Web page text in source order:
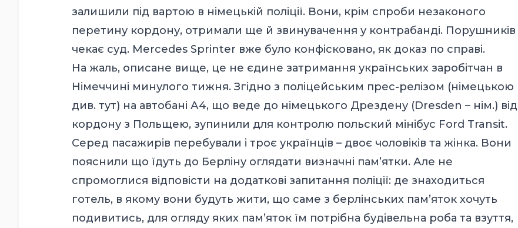
залишили під вартою в німецькій поліції. Вони, крім спроби незаконого
перетину кордону, отримали ще й звинувачення у контрабанді. Порушників
чекає суд. Mercedes Sprinter вже було конфісковано, як доказ по справі.
На жаль, описане вище, це не єдине затримання українських заробітчан в
Німеччині минулого тижня. Згідно з поліцейським прес-релізом (німецькою
див. тут) на автобані А4, що веде до німецького Дрездену (Dresden – нім.) від
кордону з Польщею, зупинили для контролю польский мінібус Ford Transit.
Серед пасажирів перебували і троє українців – двоє чоловіків та жінка. Вони
пояснили що їдуть до Берліну оглядати визначні пам’ятки. Але не
спромоглися відповісти на додаткові запитання поліції: де знаходиться
готель, в якому вони будуть жити, що саме з берлінських пам’яток хочуть
подивитись, для огляду яких пам’яток їм потрібна будівельна роба та взуття,